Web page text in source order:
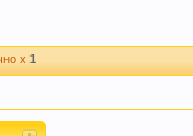
и модераторы
темы, убедительная
форума быстро
x 1